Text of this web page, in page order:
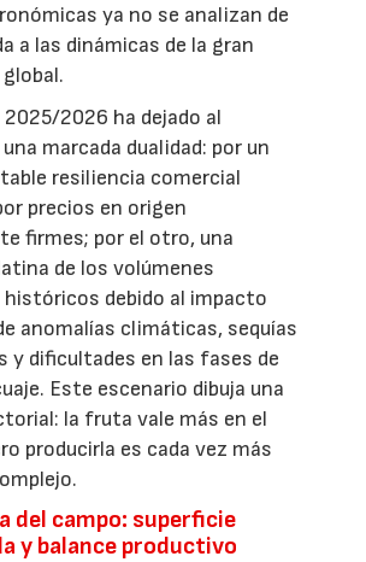
ya no se analizan de
a las dinámicas de la gran
2025/2026 ha dejado al
marcada dualidad: por un
resiliencia comercial
precios en origen
firmes; por el otro, una
de los volúmenes
debido al impacto
anomalías climáticas, sequías
y dificultades en las fases de
Este escenario dibuja una
la fruta vale más en el
producirla es cada vez más
del campo: superficie
y balance productivo